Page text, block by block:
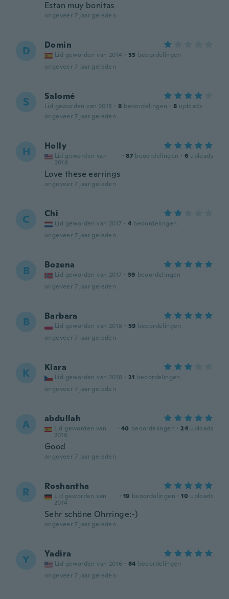
Estan muy bonitas
ongeveer 7 jaar geleden
D Domin
Lid geworden van 2014 · 33 beoordelingen
ongeveer 7 jaar geleden
S Salomé
Lid geworden van 2018 · 8 beoordelingen · 8 uploads
ongeveer 7 jaar geleden
H Holly
Lid geworden van
2018
· 87 beoordelingen · 6 uploads
Love these earrings
ongeveer 7 jaar geleden
C Chi
Lid geworden van 2017 · 4 beoordelingen
ongeveer 7 jaar geleden
B Bozena
Lid geworden van 2017 · 39 beoordelingen
ongeveer 7 jaar geleden
B Barbara
Lid geworden van 2018 · 59 beoordelingen
ongeveer 7 jaar geleden
K Klara
Lid geworden van 2018 · 21 beoordelingen
ongeveer 7 jaar geleden
A abdullah
Lid geworden van
2016
· 40 beoordelingen · 24 uploads
Good
ongeveer 7 jaar geleden
R Roshantha
Lid geworden van
2014
· 19 beoordelingen · 10 uploads
Sehr schöne Ohrringe:-)
ongeveer 7 jaar geleden
Y Yadira
Lid geworden van 2016 · 84 beoordelingen
ongeveer 7 jaar geleden